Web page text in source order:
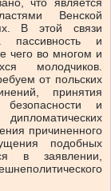
что является
Венской
В этой связи
и
чего во многом и
молодчиков.
от польских
принятия
и
причиненного
подобных
в заявлении,